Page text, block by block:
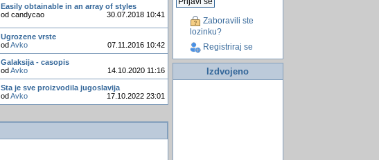
Easily obtainable in an array of styles
od candycao
30.07.2018 10:41
Ugrozene vrste
odAvko 07.11.2016 10:42
Galaksija - casopis
odAvko 14.10.2020 11:16
Sta je sve proizvodila jugoslavija
odAvko 17.10.2022 23:01
Zaboravili ste
lozinku?
Registriraj se
Izdvojeno